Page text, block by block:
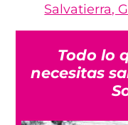
Salvatierra,
Todo lo
necesitas